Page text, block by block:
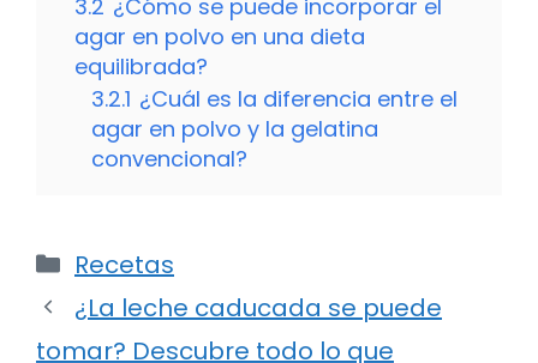
3.2 ¿Cómo se puede incorporar el
agar en polvo en una dieta
equilibrada?
3.2.1 ¿Cuál es la diferencia entre el
agar en polvo y la gelatina
convencional?
Categorías
Recetas
¿La leche caducada se puede
tomar? Descubre todo lo que